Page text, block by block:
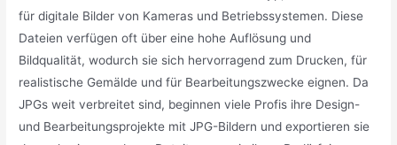
für digitale Bilder von Kameras und Betriebssystemen. Diese
Dateien verfügen oft über eine hohe Auflösung und
Bildqualität, wodurch sie sich hervorragend zum Drucken, für
realistische Gemälde und für Bearbeitungszwecke eignen. Da
JPGs weit verbreitet sind, beginnen viele Profis ihre Design-
und Bearbeitungsprojekte mit JPG-Bildern und exportieren sie